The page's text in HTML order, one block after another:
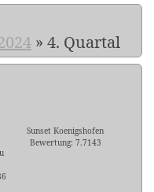
» 4. Quartal
Sunset Koenigshofen
Bewertung: 7.7143